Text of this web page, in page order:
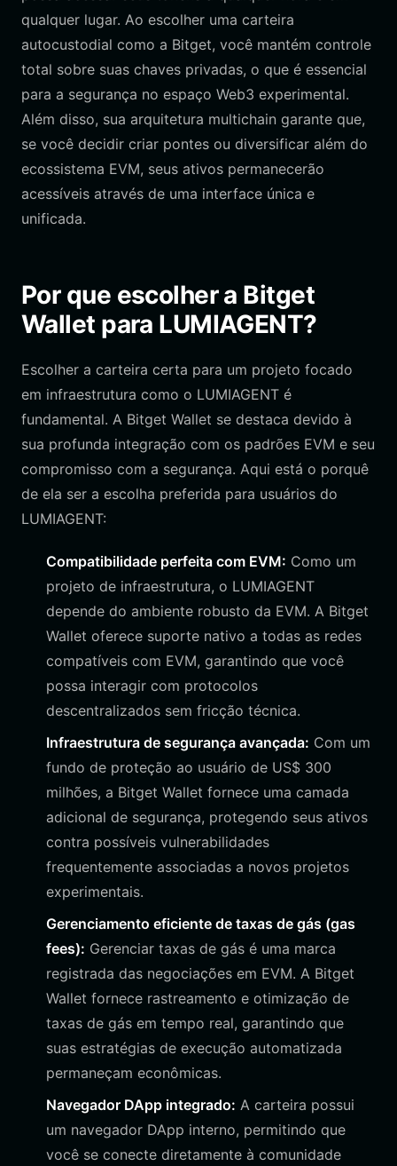
qualquer lugar. Ao escolher uma carteira
autocustodial como a Bitget, você mantém controle
total sobre suas chaves privadas, o que é essencial
para a segurança no espaço Web3 experimental.
Além disso, sua arquitetura multichain garante que,
se você decidir criar pontes ou diversificar além do
ecossistema EVM, seus ativos permanecerão
acessíveis através de uma interface única e
unificada.
Por que escolher a Bitget
Wallet para LUMIAGENT?
Escolher a carteira certa para um projeto focado
em infraestrutura como o LUMIAGENT é
fundamental. A Bitget Wallet se destaca devido à
sua profunda integração com os padrões EVM e seu
compromisso com a segurança. Aqui está o porquê
de ela ser a escolha preferida para usuários do
LUMIAGENT:
Compatibilidade perfeita com EVM: Como um
projeto de infraestrutura, o LUMIAGENT
depende do ambiente robusto da EVM. A Bitget
Wallet oferece suporte nativo a todas as redes
compatíveis com EVM, garantindo que você
possa interagir com protocolos
descentralizados sem fricção técnica.
Infraestrutura de segurança avançada: Com um
fundo de proteção ao usuário de US$ 300
milhões, a Bitget Wallet fornece uma camada
adicional de segurança, protegendo seus ativos
contra possíveis vulnerabilidades
frequentemente associadas a novos projetos
experimentais.
Gerenciamento eficiente de taxas de gás (gas
fees): Gerenciar taxas de gás é uma marca
registrada das negociações em EVM. A Bitget
Wallet fornece rastreamento e otimização de
taxas de gás em tempo real, garantindo que
suas estratégias de execução automatizada
permaneçam econômicas.
Navegador DApp integrado: A carteira possui
um navegador DApp interno, permitindo que
você se conecte diretamente à comunidade